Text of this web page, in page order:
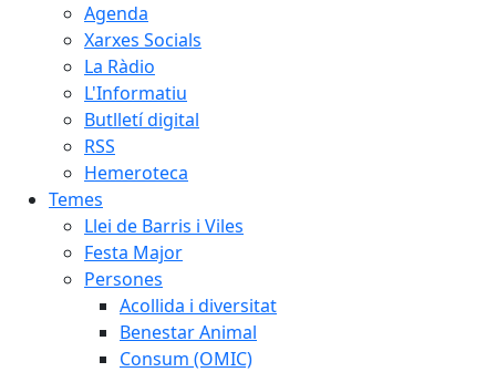
Agenda
Xarxes Socials
La Ràdio
L'Informatiu
Butlletí digital
RSS
Hemeroteca
Temes
Llei de Barris i Viles
Festa Major
Persones
Acollida i diversitat
Benestar Animal
Consum (OMIC)